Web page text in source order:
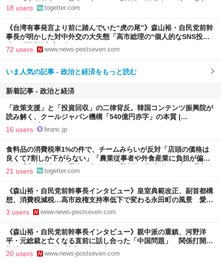
る」「高所得者ほど恩恵は大きい」「財源が不明確」が主な理由
18 users togetter.com
《台湾有事発言より前に踏んでいた“虎の尾”》森山裕・自民党前幹
事長が明かした対中外交の大失態「高市総理の“個人的なSNS投
稿”が習近平主席を怒らせた」
72 users www.news-postseven.com
いま人気の記事 - 政治と経済をもっと読む
新着記事 - 政治と経済
「政策支援」と「投資回収」の二律背反。韓国コンテンツ振興院が
読み解く、クールジャパン機構「540億円赤字」の本質 |
Branc（ブラン）-Brand New Creativity-
16 users branc.jp
食料品の消費税率1%の件で、チームみらいが反対「店頭の価格は
良くて7割しか下がらない」「農業従事者や外食産業に負担が偏
る」「高所得者ほど恩恵は大きい」「財源が不明確」が主な理由
21 users togetter.com
《森山裕・自民党前幹事長インタビュー》皇室典範改正、副首都構
想、消費税減税…高市政権支持率低下で変わる永田町の風景 愛子
さまの高い人気も反映か
3 users www.news-postseven.com
《森山裕・自民党前幹事長インタビュー》親中派の重鎮、河野洋
平・元総裁と亡くなる直前に話し合った「中国問題」 関係打開の
期待もあった6月の訪中は叶わず
20 users www.news-postseven.com